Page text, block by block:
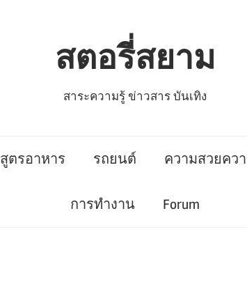
สตอรี่สยาม
สาระความรู้ ข่าวสาร บันเทิง
สูตรอาหาร รถยนต์ ความสวยคว
การทำงาน Forum